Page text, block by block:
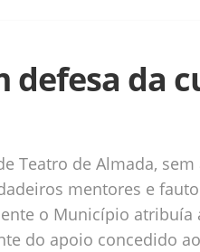
defesa da
Teatro de Almada,
mentores e
o Município atribuía
do apoio concedido